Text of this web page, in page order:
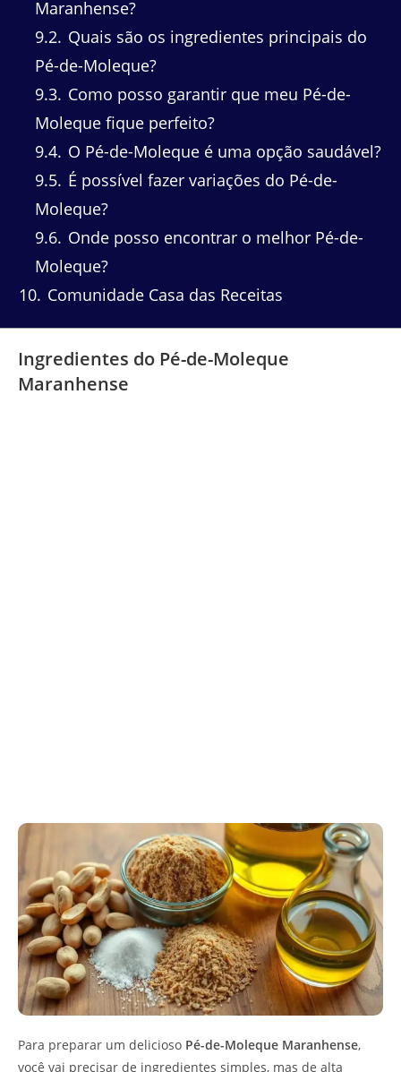
Maranhense?
9.2 Quais são os ingredientes principais do
Pé-de-Moleque?
9.3 Como posso garantir que meu Pé-de-
Moleque fique perfeito?
9.4 O Pé-de-Moleque é uma opção saudável?
9.5 É possível fazer variações do Pé-de-
Moleque?
9.6 Onde posso encontrar o melhor Pé-de-
Moleque?
10 Comunidade Casa das Receitas
Ingredientes do Pé-de-Moleque
Maranhense
Para preparar um delicioso Pé-de-Moleque Maranhense,
você vai precisar de ingredientes simples, mas de alta